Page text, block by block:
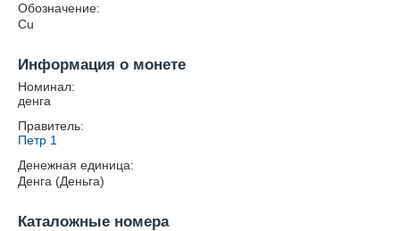
Обозначение:
Cu
Информация о монете
Номинал:
денга
Правитель:
Петр 1
Денежная единица:
Денга (Деньга)
Каталожные номера